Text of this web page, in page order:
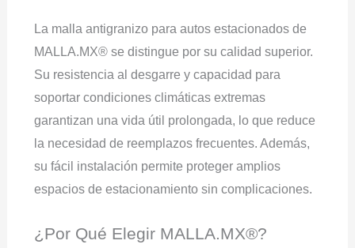
La malla antigranizo para autos estacionados de
MALLA.MX® se distingue por su calidad superior.
Su resistencia al desgarre y capacidad para
soportar condiciones climáticas extremas
garantizan una vida útil prolongada, lo que reduce
la necesidad de reemplazos frecuentes. Además,
su fácil instalación permite proteger amplios
espacios de estacionamiento sin complicaciones.
¿Por Qué Elegir MALLA.MX®?